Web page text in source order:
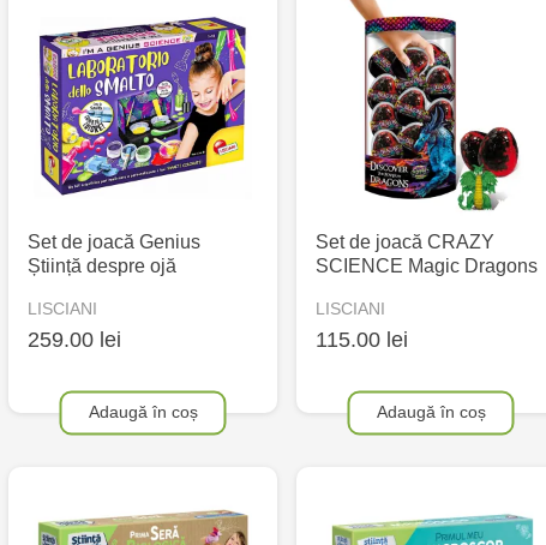
Set de joacă Genius
Știință despre ojă
LISCIANI
259.00 lei
Adaugă în coș
Set de joacă CRAZY
SCIENCE Magic Dragons
LISCIANI
115.00 lei
Adaugă în coș